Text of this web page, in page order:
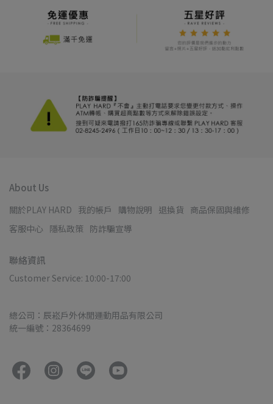
About Us
關於PLAY HARD 我的帳戶 購物說明 退換貨 商品保固與維修
客服中心 隱私政策 防詐騙宣導
聯絡資訊
Customer Service: 10:00-17:00
總公司：辰崧戶外休閒運動用品有限公司
統一編號：28364699